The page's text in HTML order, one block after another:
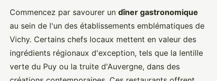
Commencez par savourer un dîner gastronomique
au sein de l'un des établissements emblématiques de
Vichy. Certains chefs locaux mettent en valeur des
ingrédients régionaux d'exception, tels que la lentille
verte du Puy ou la truite d'Auvergne, dans des